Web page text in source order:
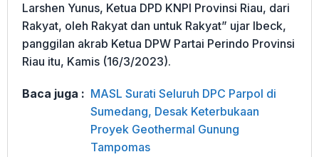
Larshen Yunus, Ketua DPD KNPI Provinsi Riau, dari
Rakyat, oleh Rakyat dan untuk Rakyat” ujar Ibeck,
panggilan akrab Ketua DPW Partai Perindo Provinsi
Riau itu, Kamis (16/3/2023).
Baca juga : MASL Surati Seluruh DPC Parpol di
Sumedang, Desak Keterbukaan
Proyek Geothermal Gunung
Tampomas